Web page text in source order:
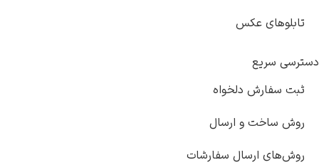
تابلوهای عکس
دسترسی سریع
ثبت سفارش دلخواه
روش ساخت و ارسال
روش‌های ارسال سفارشات